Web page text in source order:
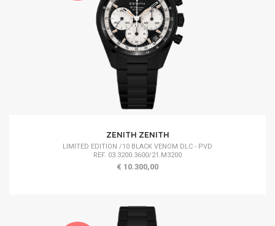
ZENITH ZENITH
LIMITED EDITION /10 BLACK VENOM DLC - PVD
REF. 03.3200.3600/21.M3200
€ 10.300,00